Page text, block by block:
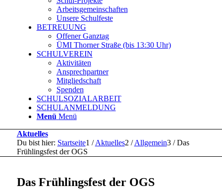
Arbeitsgemeinschaften
Unsere Schulfeste
BETREUUNG
Offener Ganztag
ÜMI Thorner Straße (bis 13:30 Uhr)
SCHULVEREIN
Aktivitäten
Ansprechpartner
Mitgliedschaft
Spenden
SCHULSOZIALARBEIT
SCHULANMELDUNG
Menü Menü
Aktuelles
Du bist hier: Startseite1 / Aktuelles2 / Allgemein3 / Das
Frühlingsfest der OGS
Das Frühlingsfest der OGS